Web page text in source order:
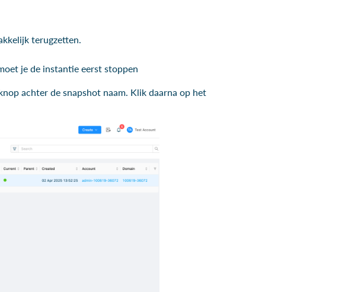
terugzetten.
je de instantie eerst stoppen
achter de snapshot naam. Klik daarna op het